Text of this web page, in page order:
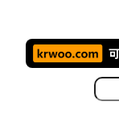
搜
索